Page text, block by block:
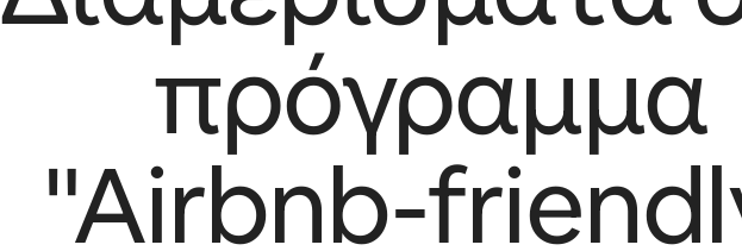
πρόγραμμα
"Airbnb-